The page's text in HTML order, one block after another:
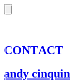
CONTACT
andy cinquin